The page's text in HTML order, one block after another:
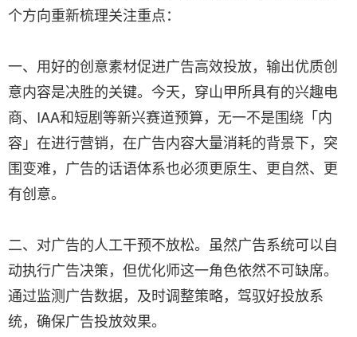
个方向重新梳理关注重点：
一、用好的创意素材促进广告高效投放，输出优质创
意内容是决胜的关键。今天，穿山甲所具有的兴趣电
商、IAA和短剧等新兴赛道预算，无一不是围绕「内
容」在进行营销，在广告内容大量消耗的背景下，突
围变难，广告的话语体系也必须更原生、更自然、更
有创意。
二、对广告的人工干预不放松。虽然广告系统可以自
动执行广告决策，但优化师这一角色依然不可缺席。
通过监测广告数据，及时调整策略，驾驭好投放系
统，确保广告投放效果。